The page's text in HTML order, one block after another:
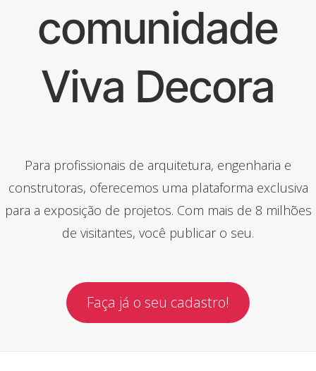
comunidade
Viva Decora
Para profissionais de arquitetura, engenharia e
construtoras, oferecemos uma plataforma exclusiva
para a exposição de projetos. Com mais de 8 milhões
de visitantes, você publicar o seu.
Faça já o seu cadastro!